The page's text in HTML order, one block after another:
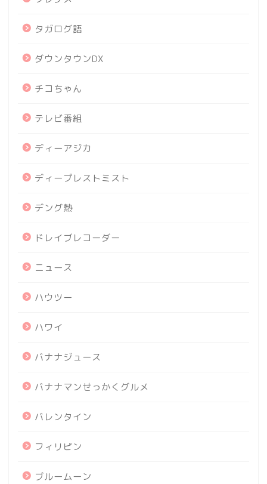
タガログ語
ダウンタウンDX
チコちゃん
テレビ番組
ディーアジカ
ディープレストミスト
デング熱
ドレイブレコーダー
ニュース
ハウツー
ハワイ
バナナジュース
バナナマンせっかくグルメ
バレンタイン
フィリピン
ブルームーン